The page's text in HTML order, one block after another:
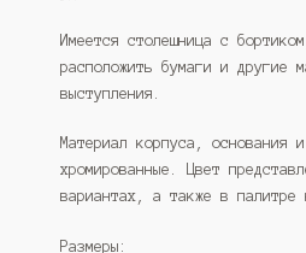
Имеется столешница с
расположить бумаги и другие
выступления.
Материал корпуса, основания
хромированные. Цвет
вариантах, а также в палитре
Размеры: